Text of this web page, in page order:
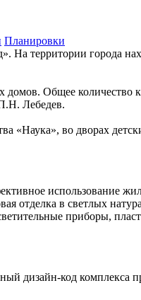
Планировки
На территории города
Общее количество
Лебедев.
«Наука», во дворах
использование
отделка в светлых
приборы,
дизайн-код комплекса